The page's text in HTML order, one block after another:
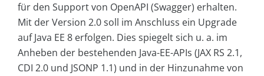
für den Support von OpenAPI (Swagger) erhalten.
Mit der Version 2.0 soll im Anschluss ein Upgrade
auf Java EE 8 erfolgen. Dies spiegelt sich u. a. im
Anheben der bestehenden Java-EE-APIs (JAX RS 2.1,
CDI 2.0 und JSONP 1.1) und in der Hinzunahme von